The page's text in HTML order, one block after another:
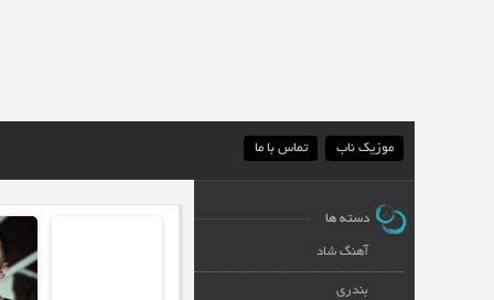
موزیک ناب تماس با ما
دسته ها
آهنگ شاد
بندری